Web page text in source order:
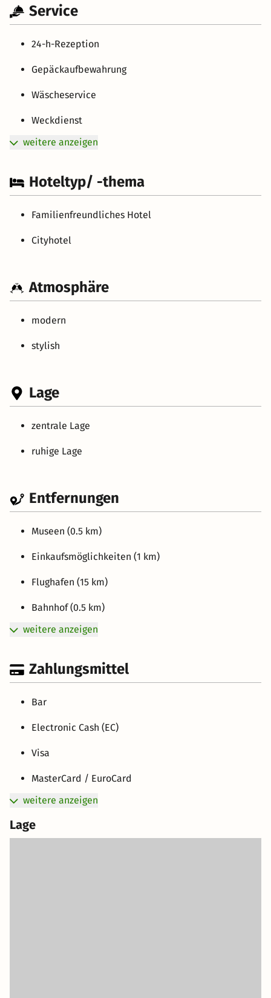
Service
24-h-Rezeption
Gepäckaufbewahrung
Wäscheservice
Weckdienst
weitere anzeigen
Hoteltyp/ -thema
Familienfreundliches Hotel
Cityhotel
Atmosphäre
modern
stylish
Lage
zentrale Lage
ruhige Lage
Entfernungen
Museen (0.5 km)
Einkaufsmöglichkeiten (1 km)
Flughafen (15 km)
Bahnhof (0.5 km)
weitere anzeigen
Zahlungsmittel
Bar
Electronic Cash (EC)
Visa
MasterCard / EuroCard
weitere anzeigen
Lage